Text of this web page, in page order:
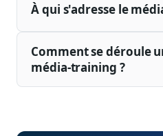
À qui s'adresse le
Comment se déroule
média-training ?